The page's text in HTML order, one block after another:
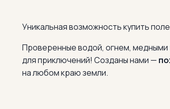
Уникальная возможность купить
Проверенные водой, огнем, медными
для приключений! Созданы нами —
на любом краю земли.